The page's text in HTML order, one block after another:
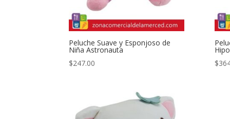
Peluche Suave y Esponjoso de
Niña Astronauta
$247.00
$